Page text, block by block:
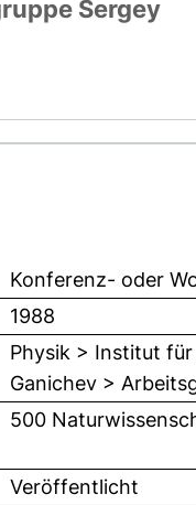
Sergey
Konferenz- oder
1988
Physik > Institut
Ganichev >
500
Veröffentlicht